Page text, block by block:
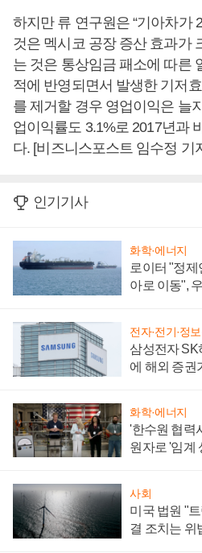
하지만 류 연구원은 “기아차가
것은 멕시코 공장 증산 효과가
는 것은 통상임금 패소에 따른
적에 반영되면서 발생한 기저
를 제거할 경우 영업이익은 늘
업이익률도 3.1%로 2017년과
다. [비즈니스포스트 임수정 기
인기기사
화학·에너지
로이터 "정제
아로 이동",
전자·전기·정
삼성전자 SK
에 해외 증권
화학·에너지
'한수원 협력
원자로 '임계
사회
미국 법원 "
결 조치는 위